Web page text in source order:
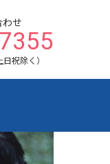
せ
祝除く）